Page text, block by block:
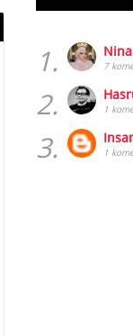
1. 7
2. 1
3. 1